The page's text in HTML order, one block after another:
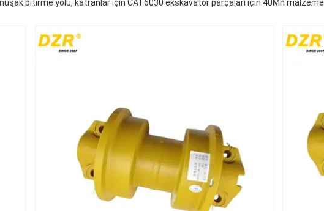
bitirme yolu, katranlar için CAT6030 ekskavatör parçaları için 40Mn malzeme